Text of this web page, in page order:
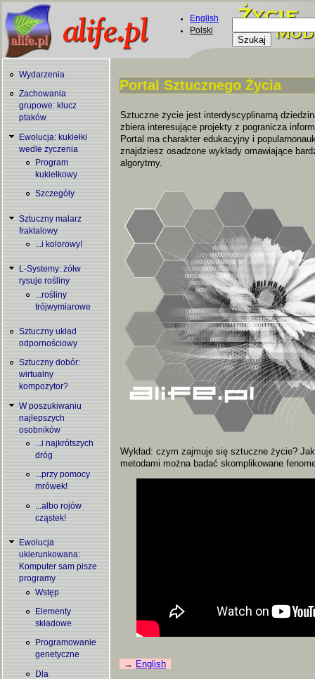
Skip to main content
English
Polski
Formularz
Wydarzenia
Zachowania
grupowe: klucz
ptaków
Ewolucja: kukiełki
wedle życzenia
Program
kukiełkowy
Szczegóły
Sztuczny malarz
fraktalowy
...i kolorowy!
L-Systemy: żółw
rysuje rośliny
...rośliny
trójwymiarowe
Sztuczny układ
odpornościowy
Sztuczny dobór:
wirtualny
kompozytor?
W poszukiwaniu
najlepszych
osobników
...i najkrótszych
dróg
...przy pomocy
mrówek!
...albo rojów
cząstek!
Ewolucja
ukierunkowana:
Komputer sam pisze
programy
Wstęp
Elementy
składowe
Programowanie
genetyczne
Dla
Portal Sztucznego Życia
Sztuczne życie jest interdyscyplinarną
zbiera interesujące projekty z pogranicza
Portal ma charakter edukacyjny i
znajdziesz osadzone wykłady omawiające
algorytmy.
Wykład: czym zajmuje się sztuczne życie?
metodami można badać skomplikowane
English